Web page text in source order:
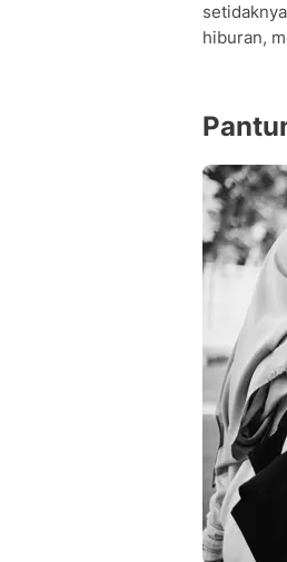
hiburan,